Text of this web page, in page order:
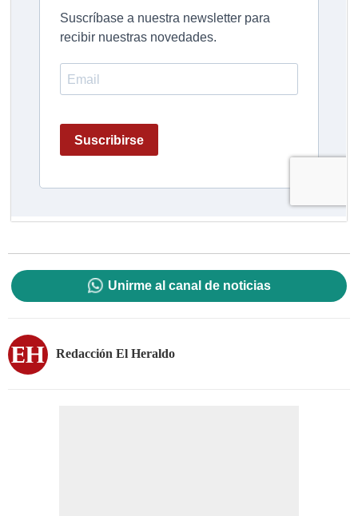
Unirme al canal de noticias
Redacción El Heraldo